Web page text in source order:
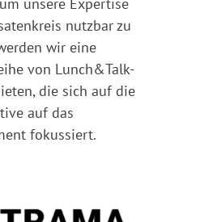
nutzbar zu
wir eine
von Lunch&Talk-
die sich auf die
auf das
fokussiert.